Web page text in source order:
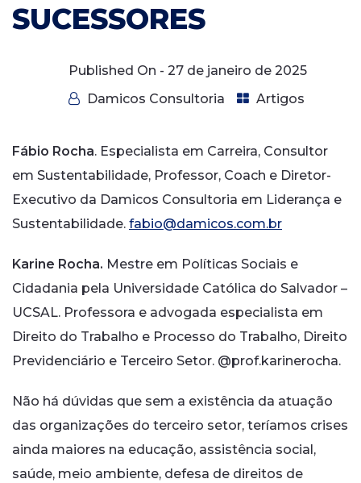
SUCESSORES
Published On - 27 de janeiro de 2025
Damicos Consultoria
Artigos
Fábio Rocha. Especialista em Carreira, Consultor
em Sustentabilidade, Professor, Coach e Diretor-
Executivo da Damicos Consultoria em Liderança e
Sustentabilidade. fabio@damicos.com.br
Karine Rocha. Mestre em Políticas Sociais e
Cidadania pela Universidade Católica do Salvador –
UCSAL. Professora e advogada especialista em
Direito do Trabalho e Processo do Trabalho, Direito
Previdenciário e Terceiro Setor. @prof.karinerocha.
Não há dúvidas que sem a existência da atuação
das organizações do terceiro setor, teríamos crises
ainda maiores na educação, assistência social,
saúde, meio ambiente, defesa de direitos de